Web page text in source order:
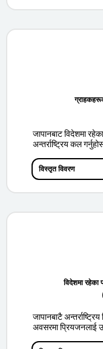
जापानबाट विदेशमा
अन्तर्राष्ट्रिय कल
विस्तृत विवरण
विदेशमा रहेका
जापानबाटै
अवसरमा प्रियजनलाई